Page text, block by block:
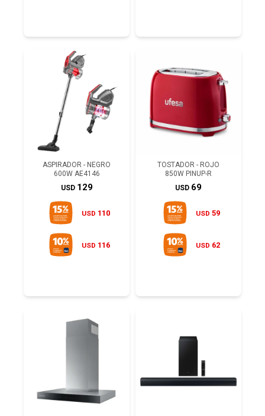
ASPIRADOR - NEGRO
600W AE4146
USD 129
USD 110
USD 116
TOSTADOR - ROJO
850W PINUP-R
USD 69
USD 59
USD 62